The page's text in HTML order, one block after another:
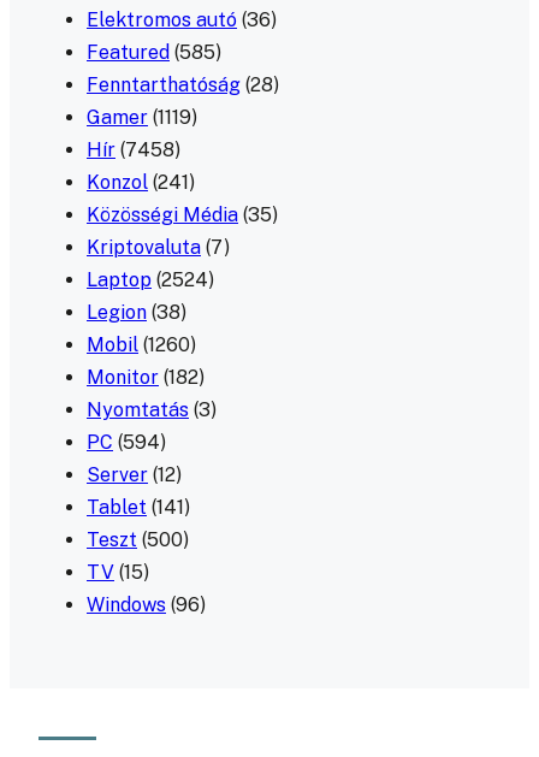
Elektromos autó (36)
Featured (585)
Fenntarthatóság (28)
Gamer (1119)
Hír (7458)
Konzol (241)
Közösségi Média (35)
Kriptovaluta (7)
Laptop (2524)
Legion (38)
Mobil (1260)
Monitor (182)
Nyomtatás (3)
PC (594)
Server (12)
Tablet (141)
Teszt (500)
TV (15)
Windows (96)